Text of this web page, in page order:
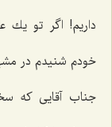
داریم! اگر تو یك
خودم شنیدم در
جناب آقایی كه